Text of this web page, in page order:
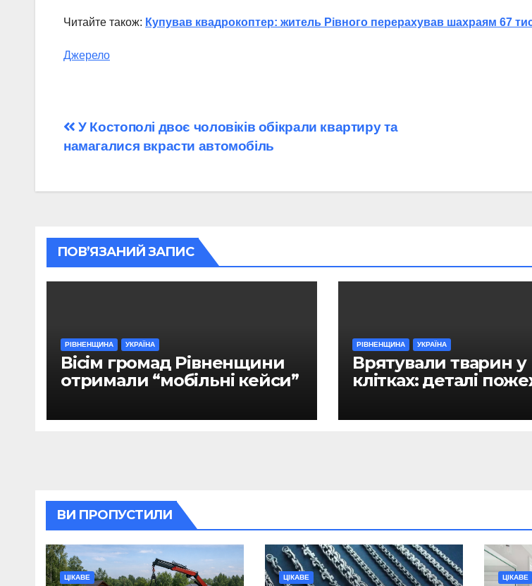
Читайте також: Купував квадрокоптер: житель Рівного перерахував шахраям 67
Джерело
Навігація
У Костополі двоє чоловіків обікрали квартиру та
намагалися вкрасти автомобіль
ПОВ’ЯЗАНИЙ ЗАПИС
РІВНЕНЩИНА УКРАЇНА
Вісім громад Рівненщини
отримали “мобільні кейси”
РІВНЕНЩИНА УКРАЇНА
Врятували тварин у
клітках: деталі
ВИ ПРОПУСТИЛИ
ЦІКАВЕ ЦІКАВЕ ЦІКАВЕ